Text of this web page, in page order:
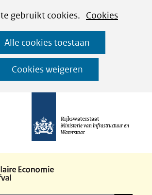
gebruikt cookies. Cookies
Alle cookies toestaan
Cookies weigeren
Ga
naar
de
inhoud
Rijkswaterstaat
Ministerie van Infrastructuur en
Waterstaat